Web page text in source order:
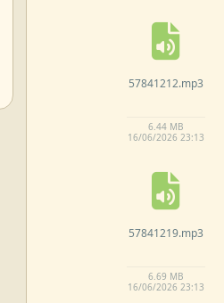
57841212.mp3
6.44 MB
16/06/2026 23:13
57841219.mp3
6.69 MB
16/06/2026 23:13